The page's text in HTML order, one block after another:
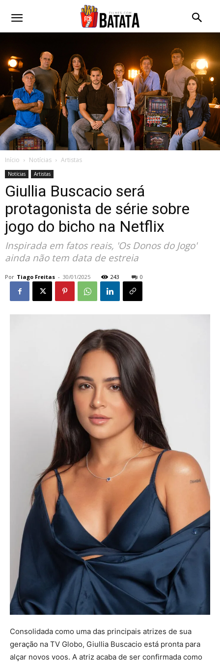
Início Notícias Artistas
Notícias Artistas
Giullia Buscacio será
protagonista de série sobre
jogo do bicho na Netflix
Inspirada em fatos reais, 'Os Donos do Jogo'
ainda não tem data de estreia
Por Tiago Freitas - 30/01/2025 243 0
Consolidada como uma das principais atrizes de sua
geração na TV Globo, Giullia Buscacio está pronta para
alçar novos voos. A atriz acaba de ser confirmada como